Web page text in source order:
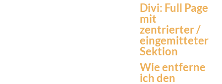
Divi: Full Page
mit
zentrierter /
eingemitteter
Sektion
Wie entferne
ich den